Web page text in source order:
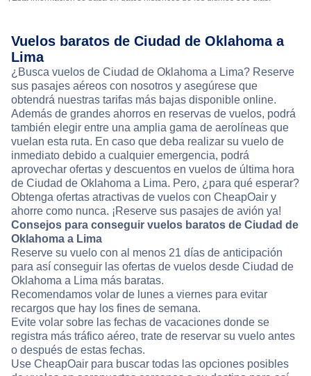
Vuelos baratos de Ciudad de Oklahoma a
Lima
¿Busca vuelos de Ciudad de Oklahoma a Lima? Reserve
sus pasajes aéreos con nosotros y asegúrese que
obtendrá nuestras tarifas más bajas disponible online.
Además de grandes ahorros en reservas de vuelos, podrá
también elegir entre una amplia gama de aerolíneas que
vuelan esta ruta. En caso que deba realizar su vuelo de
inmediato debido a cualquier emergencia, podrá
aprovechar ofertas y descuentos en vuelos de última hora
de Ciudad de Oklahoma a Lima. Pero, ¿para qué esperar?
Obtenga ofertas atractivas de vuelos con CheapOair y
ahorre como nunca. ¡Reserve sus pasajes de avión ya!
Consejos para conseguir vuelos baratos de Ciudad de
Oklahoma a Lima
Reserve su vuelo con al menos 21 días de anticipación
para así conseguir las ofertas de vuelos desde Ciudad de
Oklahoma a Lima más baratas.
Recomendamos volar de lunes a viernes para evitar
recargos que hay los fines de semana.
Evite volar sobre las fechas de vacaciones donde se
registra más tráfico aéreo, trate de reservar su vuelo antes
o después de estas fechas.
Use CheapOair para buscar todas las opciones posibles